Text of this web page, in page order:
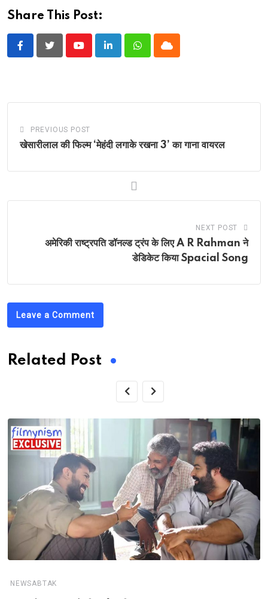
Share This Post:
YoutubeLinkedInWhatsappCloud
PREVIOUS POST
खेसारीलाल की फिल्म ‘मेहंदी लगाके रखना 3’ का गाना वायरल
NEXT POST
अमेरिकी राष्ट्रपति डॉनल्ड ट्रंप के लिए A R Rahman ने
डेडिकेट किया Spacial Song
Leave a Comment
Related Post
NEWSABTAK